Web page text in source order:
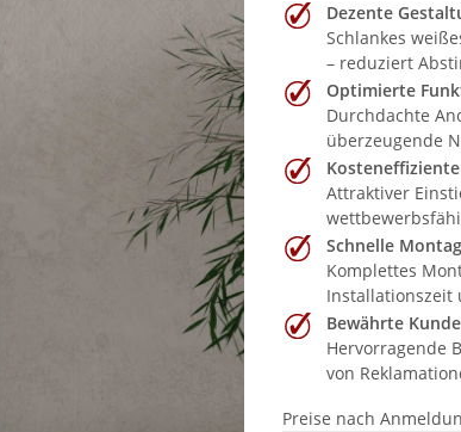
Dezente
Schlankes
– reduziert
Optimierte
Durchdachte
überzeugende
Attraktiver
Schnelle
Komplettes
Installationszeit
Bewährte
Hervorragende
von
Preise nach